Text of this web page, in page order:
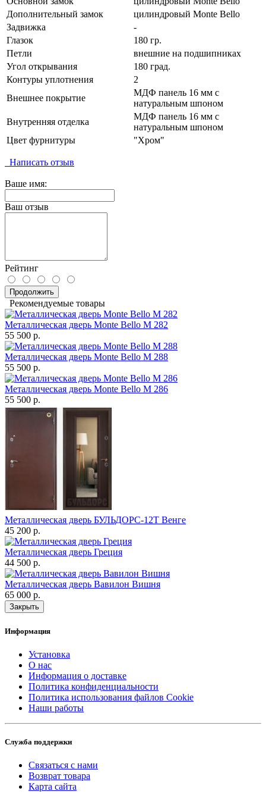
Дополнительный замок
цилиндровый Monte Bello
Задвижка
-
Глазок
180 гр.
Петли
внешние на подшипниках
Угол открывания
180 град.
Контуры уплотнения
2
Внешнее покрытие
МДФ панель 16 мм с
натуральным шпоном
Внутренняя отделка
МДФ панель 16 мм с
натуральным шпоном
Цвет фурнитуры
"Хром"
Написать отзыв
Ваше имя:
Ваш отзыв
Рейтинг
Продолжить
Рекомендуемые товары
Металлическая дверь Monte Bello M 282
55 500 р.
Металлическая дверь Monte Bello M 288
55 500 р.
Металлическая дверь Monte Bello M 286
55 500 р.
Металлическая дверь БУЛЬДОРС-12Т Венге
45 200 р.
Металлическая дверь Греция
44 500 р.
Металлическая дверь Вавилон Вишня
65 000 р.
Закрыть
Информация
Установка
О нас
Информация о доставке
Политика конфиденциальности
Политика использования файлов Cookie
Наши работы
Служба поддержки
Связаться с нами
Возврат товара
Карта сайта